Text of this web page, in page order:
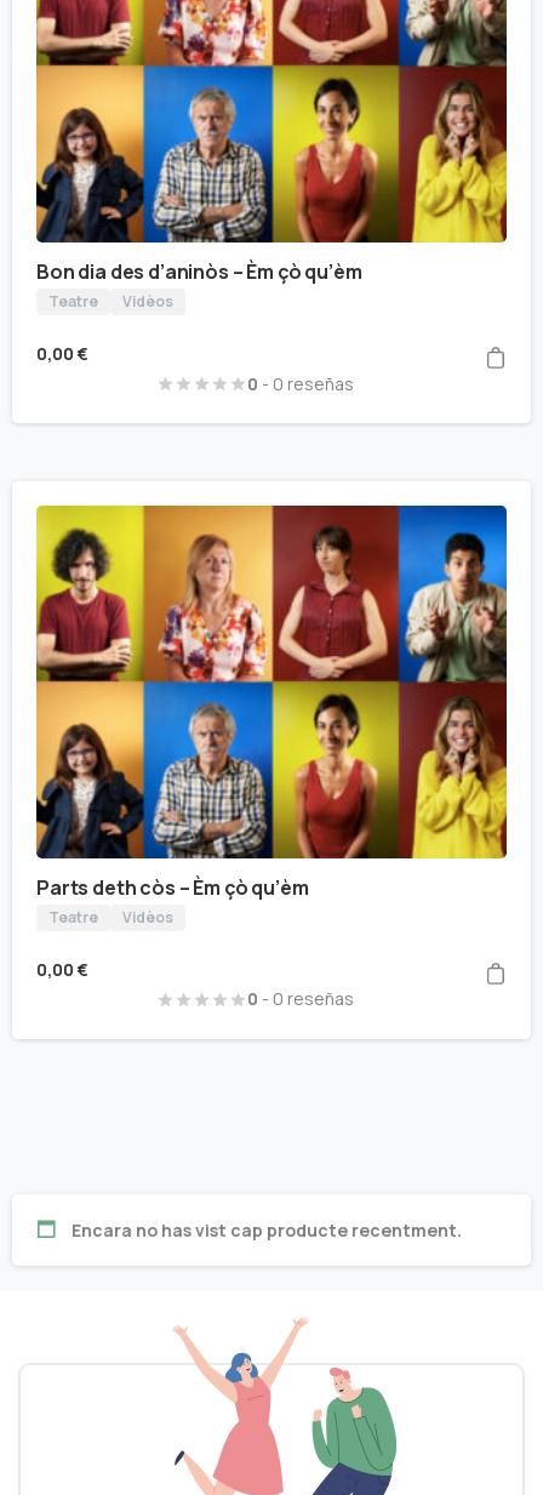
Bon dia des d’aninòs – Èm çò qu’èm
Teatre Vidèos
0,00 €
0 - 0 reseñas
Parts deth còs – Èm çò qu’èm
Teatre Vidèos
0,00 €
0 - 0 reseñas
Encara no has vist cap producte recentment.